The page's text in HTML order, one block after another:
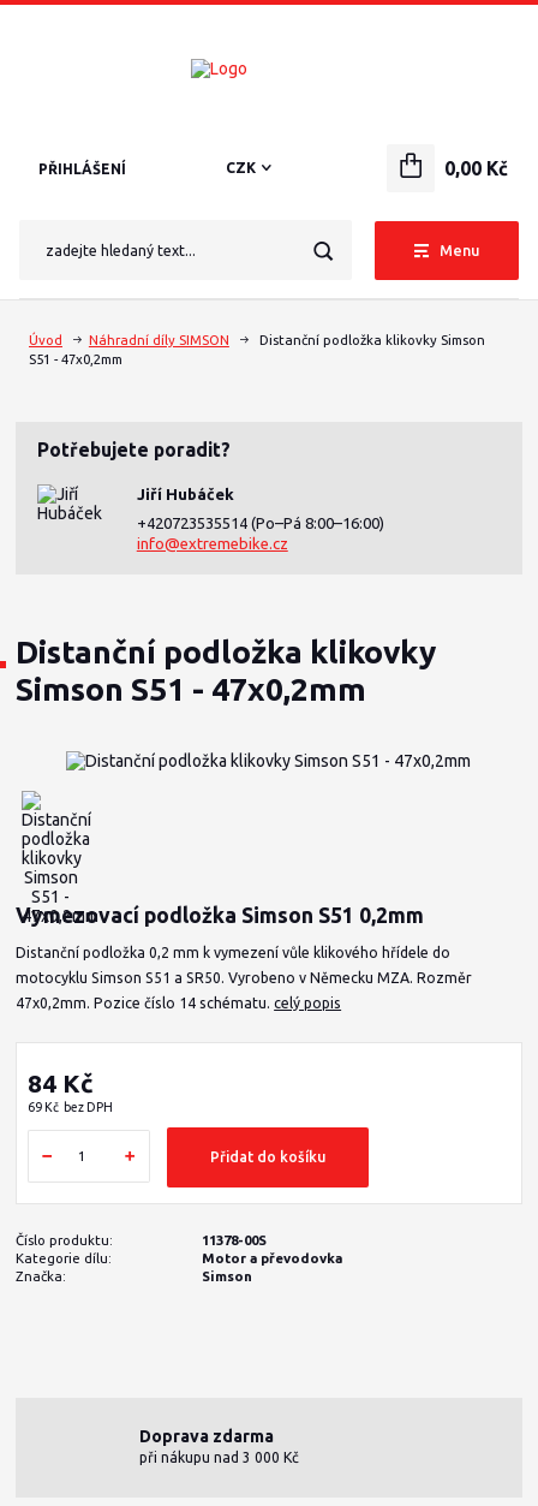
Menu
CZK
PŘIHLÁŠENÍ 0,00 Kč
Úvod Náhradní díly SIMSON
Distanční podložka klikovky Simson
S51 - 47x0,2mm
Potřebujete poradit?
Jiří Hubáček
+420723535514 (Po–Pá 8:00–16:00)
info@extremebike.cz
Distanční podložka klikovky
Simson S51 - 47x0,2mm
Vymezovací podložka Simson S51 0,2mm
Distanční podložka 0,2 mm k vymezení vůle klikového hřídele do
motocyklu Simson S51 a SR50. Vyrobeno v Německu MZA. Rozměr
47x0,2mm. Pozice číslo 14 schématu.celý popis
84 Kč
69 Kč bez DPH
Přidat do košíku
Číslo produktu:
11378-00S
Kategorie dílu:
Motor a převodovka
Značka:
Simson
Doprava zdarma
při nákupu nad 3 000 Kč